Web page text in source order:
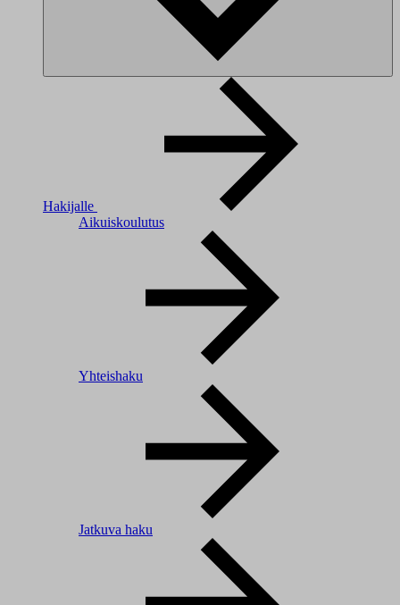
Hakijalle
Aikuiskoulutus
Yhteishaku
Jatkuva haku